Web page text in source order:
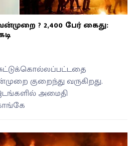
? 2,400 பேர் கைது:
சுட்டுக்கொல்லப்பட்டதை
குறைந்து வருகிறது.
அமைதி